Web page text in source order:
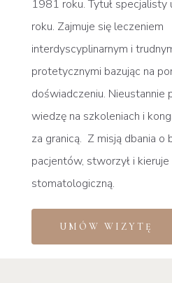
1981 roku. Tytuł specjalisty
roku. Zajmuje się leczeniem
interdyscyplinarnym i
protetycznymi bazując na
doświadczeniu. Nieustannie
wiedzę na szkoleniach i
za granicą. Z misją dbania
pacjentów, stworzył i kieruje
stomatologiczną.
UMÓW WIZYTĘ